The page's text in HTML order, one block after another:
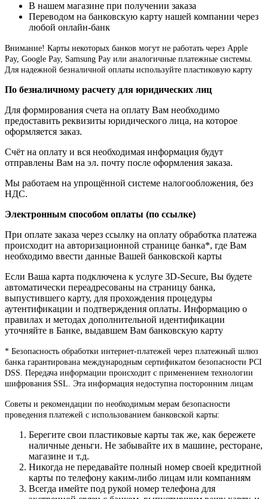
В нашем магазине при получении заказа
Переводом на банковскую карту нашей компании через
любой онлайн-банк
Внимание! Карты некоторых банков могут не работать через Apple
Pay, Google Pay, Samsung Pay или аналогичные платежные системы.
Для надежной безналичной оплаты используйте пластиковую карту
По безналичному расчету для юридических лиц
Для формирования счета на оплату Вам необходимо
предоставить реквизиты юридического лица, на которое
оформляется заказ.
Счёт на оплату и вся необходимая информация будут
отправлены Вам на эл. почту после оформления заказа.
Мы работаем на упрощённой системе налогообложения, без
НДС.
Электронным способом оплаты (по ссылке)
При оплате заказа через ссылку на оплату обработка платежа
происходит на авторизационной странице банка*, где Вам
необходимо ввести данные Вашей банковской карты
Если Ваша карта подключена к услуге 3D-Secure, Вы будете
автоматически переадресованы на страницу банка,
выпустившего карту, для прохождения процедуры
аутентификации и подтверждения оплаты. Информацию о
правилах и методах дополнительной идентификации
уточняйте в Банке, выдавшем Вам банковскую карту
* Безопасность обработки интернет-платежей через платежный шлюз
банка гарантирована международным сертификатом безопасности PCI
DSS. Передача информации происходит с применением технологии
шифрования SSL. Эта информация недоступна посторонним лицам
Советы и рекомендации по необходимым мерам безопасности
проведения платежей с использованием банковской карты:
Берегите свои пластиковые карты так же, как бережете
наличные деньги. Не забывайте их в машине, ресторане,
магазине и т.д.
Никогда не передавайте полный номер своей кредитной
карты по телефону каким-либо лицам или компаниям
Всегда имейте под рукой номер телефона для